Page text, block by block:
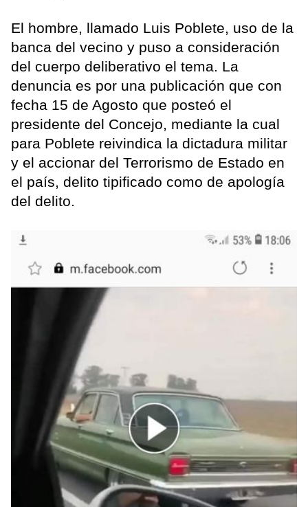
El hombre, llamado Luis Poblete, uso de la
banca del vecino y puso a consideración
del cuerpo deliberativo el tema. La
denuncia es por una publicación que con
fecha 15 de Agosto que posteó el
presidente del Concejo, mediante la cual
para Poblete reivindica la dictadura militar
y el accionar del Terrorismo de Estado en
el país, delito tipificado como de apología
del delito.